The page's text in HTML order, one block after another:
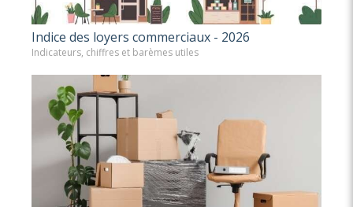
Indice des loyers commerciaux - 2026
Indicateurs, chiffres et barèmes utiles